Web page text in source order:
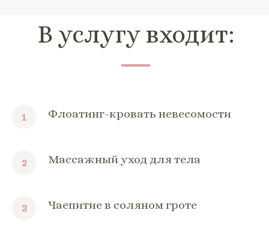
В услугу входит:
Флоатинг-кровать невесомости
Массажный уход для тела
Чаепитие в соляном гроте